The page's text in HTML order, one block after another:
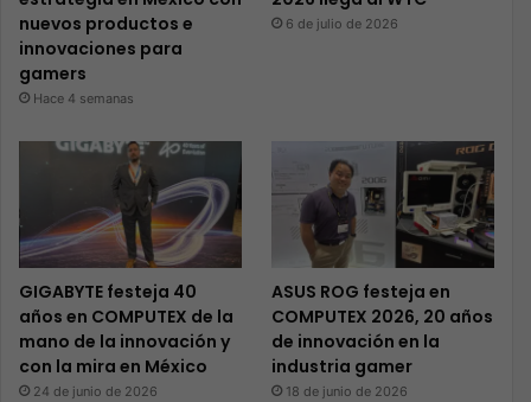
nuevos productos e
innovaciones para
gamers
Hace 4 semanas
6 de julio de 2026
GIGABYTE festeja 40
años en COMPUTEX de la
mano de la innovación y
con la mira en México
24 de junio de 2026
ASUS ROG festeja en
COMPUTEX 2026, 20 años
de innovación en la
industria gamer
18 de junio de 2026